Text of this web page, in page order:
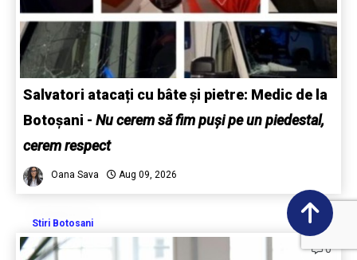
Salvatori atacați cu bâte și pietre: Medic de la
Botoșani - Nu cerem să fim puși pe un piedestal,
cerem respect
Oana Sava Aug 09, 2026
Stiri Botosani
0